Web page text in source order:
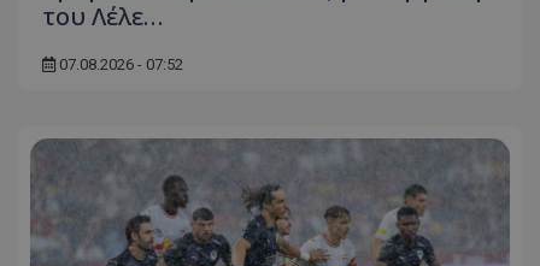
του Λέλε…
07.08.2026 - 07:52